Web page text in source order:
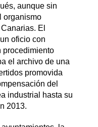
aunque sin
organismo
El
oficio con
procedimiento
el archivo de una
promovida
del
industrial hasta su
2013.